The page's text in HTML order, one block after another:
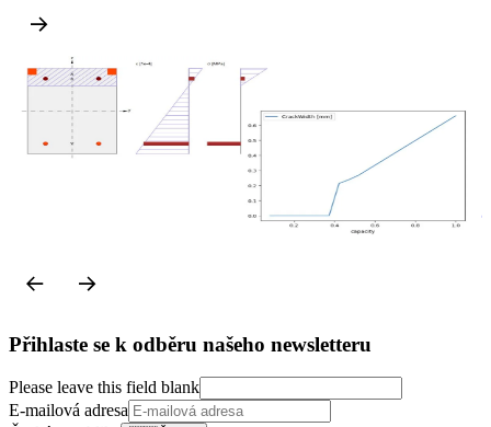
Concrete
Reinforced concrete
Tutorials
RCS-API - Studie šířky trhlin
Přihlaste se k odběru našeho newsletteru
Please leave this field blank
E-mailová adresa